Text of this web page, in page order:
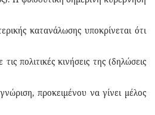
κατανάλωσης υποκρίνεται ότι
πολιτικές κινήσεις της (δηλώσεις
προκειμένου να γίνει μέλος